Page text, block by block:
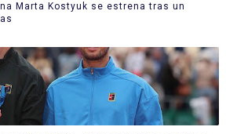
Marta Kostyuk se estrena tras un